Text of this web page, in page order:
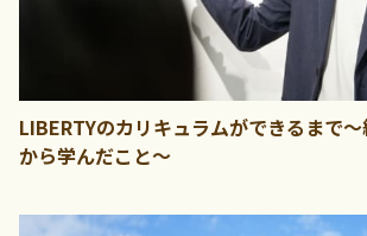
LIBERTYのカリキュラムができるまで
から学んだこと～